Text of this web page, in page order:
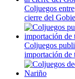
Coljuegos
cierre del
Coljuegos
importación de